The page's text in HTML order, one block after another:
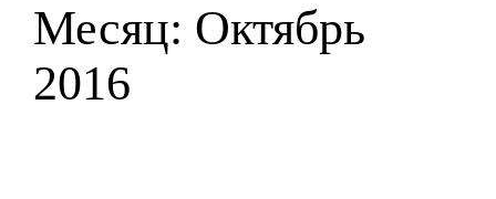
Месяц: Октябрь
2016